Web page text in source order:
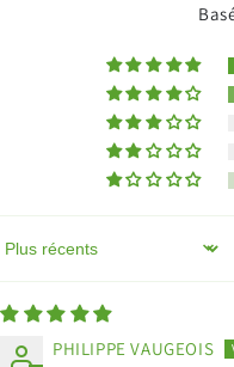
Sort by
PHILIPPE VAUGEOIS